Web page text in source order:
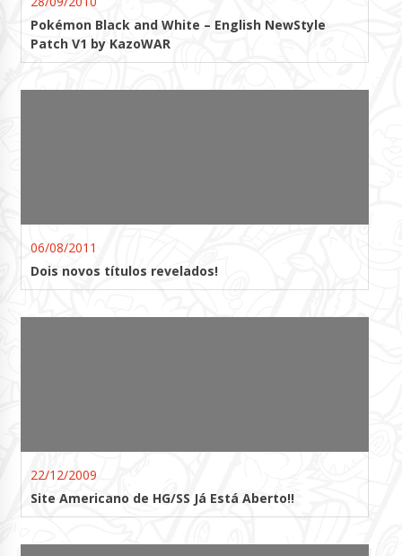
Pokémon Black and White – English NewStyle
Patch V1 by KazoWAR
06/08/2011
Dois novos títulos revelados!
22/12/2009
Site Americano de HG/SS Já Está Aberto!!